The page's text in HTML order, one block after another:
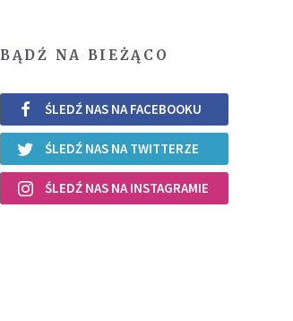
BĄDŹ NA BIEŻĄCO
ŚLEDŹ NAS NA FACEBOOKU
ŚLEDŹ NAS NA TWITTERZE
ŚLEDŹ NAS NA INSTAGRAMIE